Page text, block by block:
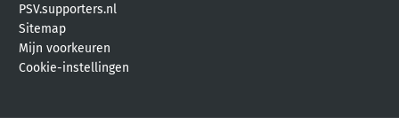
PSV.supporters.nl
Sitemap
Mijn voorkeuren
Cookie-instellingen